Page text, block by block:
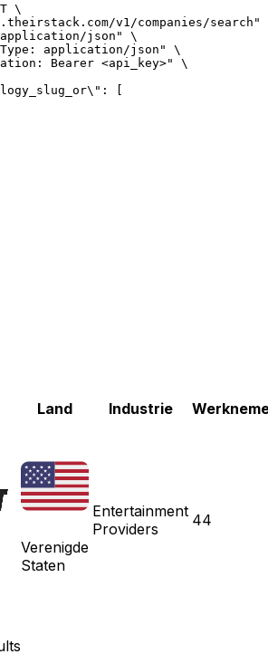
\
v1/companies/search"
application/json" \
Type: application/json" \
Bearer <api_key>" \
[
Land Industrie
Verenigde
Staten
Entertainment
Providers
44